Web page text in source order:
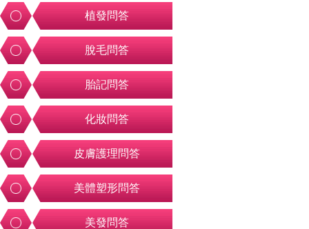
植發問答
脫毛問答
胎記問答
化妝問答
皮膚護理問答
美體塑形問答
美發問答